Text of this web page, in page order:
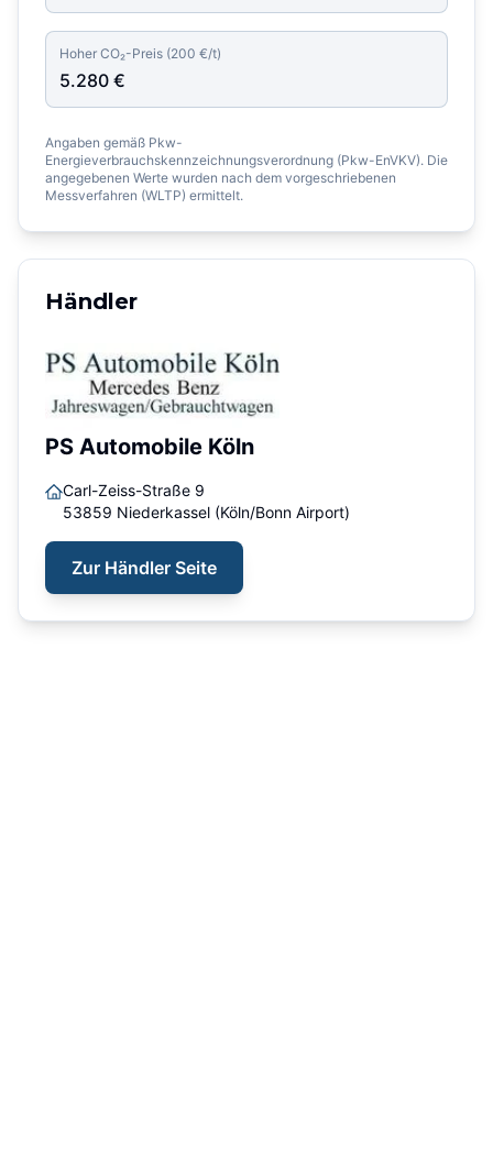
Hoher CO₂-Preis (200 €/t)
5.280 €
Angaben gemäß Pkw-
Energieverbrauchskennzeichnungsverordnung (Pkw-EnVKV). Die
angegebenen Werte wurden nach dem vorgeschriebenen
Messverfahren (WLTP) ermittelt.
Händler
PS Automobile Köln
Carl-Zeiss-Straße 9
53859 Niederkassel (Köln/Bonn Airport)
Zur Händler Seite